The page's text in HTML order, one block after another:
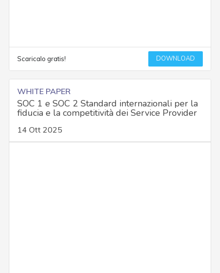
Scaricalo gratis! DOWNLOAD
WHITE PAPER
SOC 1 e SOC 2 Standard internazionali per la
fiducia e la competitività dei Service Provider
14 Ott 2025